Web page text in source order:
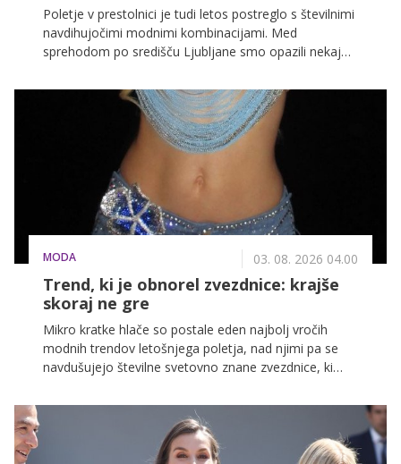
Poletje v prestolnici je tudi letos postreglo s številnimi
navdihujočimi modnimi kombinacijami. Med
sprehodom po središču Ljubljane smo opazili nekaj
občutka za trende še posebej izstopali.
MODA 03. 08. 2026 04.00
Trend, ki je obnorel zvezdnice: krajše
skoraj ne gre
Mikro kratke hlače so postale eden najbolj vročih
modnih trendov letošnjega poletja, nad njimi pa se
navdušujejo številne svetovno znane zvezdnice, ki